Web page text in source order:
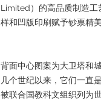
Limited）的高品质制造工
样和凹版印刷赋予钞票精
背面中心图案为大卫塔和
几个世纪以来，它们一直
被联合国教科文组织列为